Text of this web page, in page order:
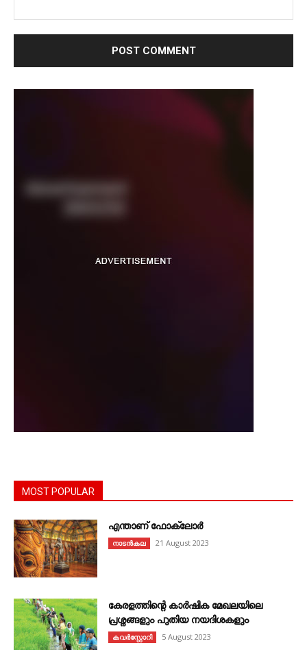
MOST POPULAR
എന്താണ്‌ ഫോക്‌ലോർ
നാടൻകല 21 August 2023
കേരളത്തിന്റെ കാർഷിക മേഖലയിലെ
പ്രശ്നങ്ങളും പുതിയ നയദിശകളും
കവര്‍സ്റ്റോറി 5 August 2023